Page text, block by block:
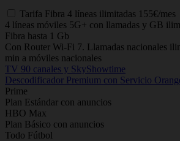
Tarifa Fibra 4 líneas ilimitadas 155€/mes
4 líneas móviles 5G+ con llamadas y GB
Fibra hasta 1 Gb
Con Router Wi-Fi 7. Llamadas nacionales
min a móviles nacionales
TV 90 canales y SkyShowtime
Descodificador Premium con Servicio
Prime
Plan Estándar con anuncios
HBO Max
Plan Básico con anuncios
Todo Fútbol